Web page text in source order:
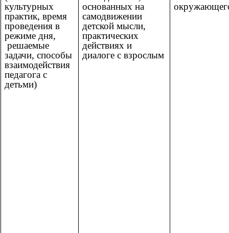
культурных
практик, время
проведения в
режиме дня,
решаемые
задачи, способы
взаимодействия
педагога с
детьми)
основанных на
самодвижении
детской мысли,
практических
действиях и
диалоге с взрослым